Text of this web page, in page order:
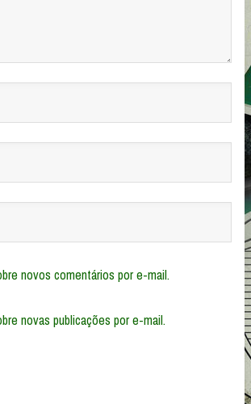
novos comentários por e-mail.
novas publicações por e-mail.